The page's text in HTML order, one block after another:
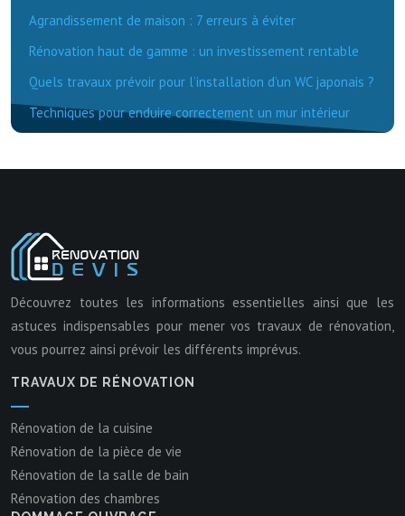
Agrandissement de maison : 7 erreurs à éviter
Rénovation haut de gamme : un investissement rentable
Quels travaux prévoir pour l’installation d’un WC japonais ?
Techniques pour enduire correctement un mur intérieur
Découvrez toutes les informations essentielles ainsi que les
astuces indispensables pour mener vos travaux de rénovation,
vous pourrez ainsi prévoir les différents imprévus.
TRAVAUX DE RÉNOVATION
Rénovation de la cuisine
Rénovation de la pièce de vie
Rénovation de la salle de bain
Rénovation des chambres